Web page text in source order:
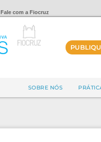
Fale com a Fiocruz
SOBRE NÓS